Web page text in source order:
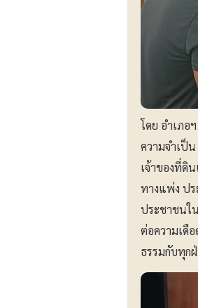
โดย อำเภอ
ความจำเป็
เจ้าของที่ดิ
ทางแพ่ง ปร
ประชาชนใ
ต่อความเดื
ธรรมกับทุก